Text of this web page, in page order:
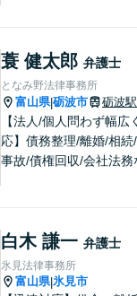
策がないか考えてみませ
か？【複数弁護士在籍】
蓑 健太郎 弁護士
となみ野法律事務所
富山県|砺波市 砺波駅
【法人/個人問わず幅広
応】債務整理/離婚/相続
事故/債権回収/会社法務
ますので、ぜひ一度ご相
ださい。【JR「砺波駅
分】
白木 謙一 弁護士
氷見法律事務所
富山県|氷見市